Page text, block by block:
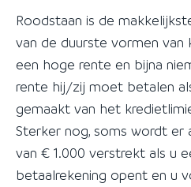
Roodstaan is de
van de duurste vormen van
een hoge rente en bijna
rente hij/zij moet betalen
gemaakt van het
Sterker nog, soms wordt er
van € 1.000 verstrekt als u
betaalrekening opent en u